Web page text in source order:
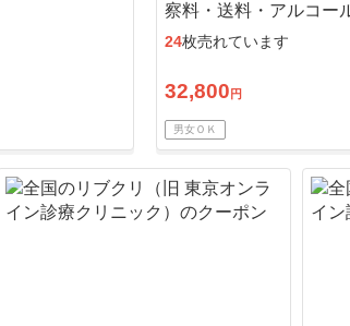
察料・送料・アルコー
24枚売れています
32,800 円
男女ＯＫ